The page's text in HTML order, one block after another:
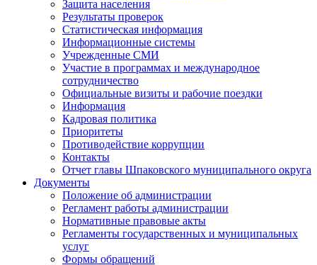
Защита населения
Результаты проверок
Статистическая информация
Информационные системы
Учрежденные СМИ
Участие в программах и международное
сотрудничество
Официальные визиты и рабочие поездки
Информация
Кадровая политика
Приоритеты
Противодействие коррупции
Контакты
Отчет главы Шпаковского муниципального округа
Документы
Положение об администрации
Регламент работы администрации
Нормативные правовые акты
Регламенты государственных и муниципальных
услуг
Формы обращений